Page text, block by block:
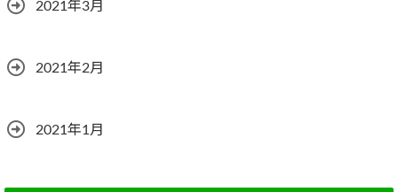
2021年3月
2021年2月
2021年1月